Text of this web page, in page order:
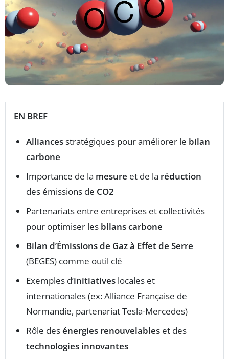
EN BREF
Alliancesstratégiques pour améliorer le bilan
carbone
Importance de la mesure et de la réduction
des émissions de CO2
Partenariats entre entreprises et collectivités
pour optimiser les bilans carbone
Bilan d’Émissions de Gaz à Effet de Serre
(BEGES) comme outil clé
Exemples d’initiatives locales et
internationales (ex: Alliance Française de
Normandie, partenariat Tesla-Mercedes)
Rôle desénergies renouvelables et des
technologies innovantes